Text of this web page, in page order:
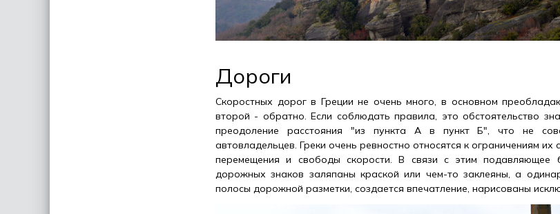
Дороги
Скоростных дорог в Греции не очень много, в основном
второй - обратно. Если соблюдать правила, это обстоятельство
преодоление расстояния "из пункта А в пункт Б", что не
автовладельцев. Греки очень ревностно относятся к ограничениям
перемещения и свободы скорости. В связи с этим подавляющее
дорожных знаков заляпаны краской или чем-то заклеяны, а
полосы дорожной разметки, создается впечатление, нарисованы